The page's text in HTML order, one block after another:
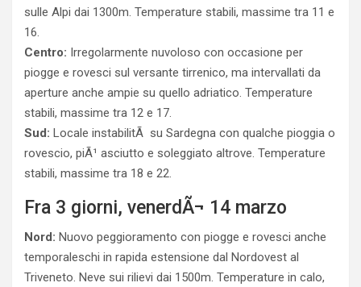
sulle Alpi dai 1300m. Temperature stabili, massime tra 11 e
16.
Centro: Irregolarmente nuvoloso con occasione per
piogge e rovesci sul versante tirrenico, ma intervallati da
aperture anche ampie su quello adriatico. Temperature
stabili, massime tra 12 e 17.
Sud: Locale instabilitÃ su Sardegna con qualche pioggia o
rovescio, piÃ¹ asciutto e soleggiato altrove. Temperature
stabili, massime tra 18 e 22.
Fra 3 giorni, venerdÃ¬ 14 marzo
Nord: Nuovo peggioramento con piogge e rovesci anche
temporaleschi in rapida estensione dal Nordovest al
Triveneto. Neve sui rilievi dai 1500m. Temperature in calo,